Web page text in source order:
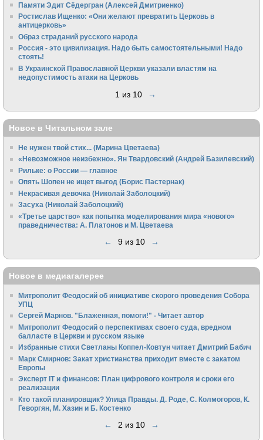
Памяти Эдит Сёдергран (Алексей Дмитриенко)
Ростислав Ищенко: «Они желают превратить Церковь в
антицерковь»
Образ страданий русского народа
Россия - это цивилизация. Надо быть самостоятельными! Надо
стоять!
В Украинской Православной Церкви указали властям на
недопустимость атаки на Церковь
1 из 10 →
Новое в Читальном зале
Не нужен твой стих... (Марина Цветаева)
«Невозможное неизбежно». Ян Твардовский (Андрей Базилевский)
Рильке: о России — главное
Опять Шопен не ищет выгод (Борис Пастернак)
Некрасивая девочка (Николай Заболоцкий)
Засуха (Николай Заболоцкий)
«Третье царство» как попытка моделирования мира «нового»
праведничества: А. Платонов и М. Цветаева
← 9 из 10 →
Новое в медиагалерее
Митрополит Феодосий об инициативе скорого проведения Собора
УПЦ
Сергей Марнов. "Блаженная, помоги!" - Читает автор
Митрополит Феодосий о перспективах своего суда, вредном
балласте в Церкви и русском языке
Избранные стихи Светланы Коппел-Ковтун читает Дмитрий Бабич
Марк Смирнов: Закат христианства приходит вместе с закатом
Европы
Эксперт IT и финансов: План цифрового контроля и сроки его
реализации
Кто такой планировщик? Улица Правды. Д. Роде, С. Колмогоров, К.
Геворгян, М. Хазин и Б. Костенко
← 2 из 10 →